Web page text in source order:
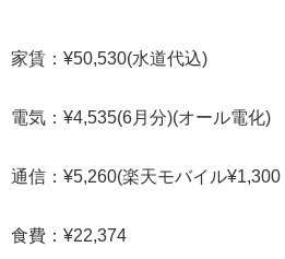
家賃：¥50,530(水道代込)
電気：¥4,535(6月分)(オール電化)
通信：¥5,260(楽天モバイル
食費：¥22,374